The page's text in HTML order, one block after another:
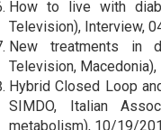
How to live with
Television), Interview,
New treatments in
Television,
Hybrid Closed Loop
SIMDO, Italian
metabolism), 10/19/